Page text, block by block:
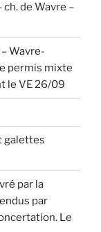
de Wavre –
Wavre-
permis mixte
le VE 26/09
galettes
par la
par
Le